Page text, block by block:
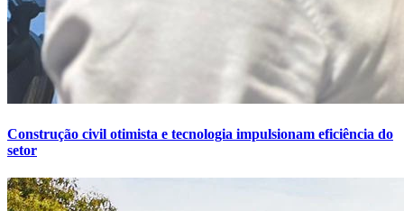
Construção civil otimista e tecnologia impulsionam eficiência do
setor